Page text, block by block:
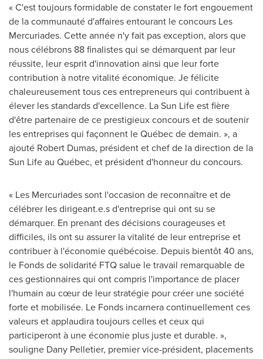
« C'est toujours formidable de constater le fort engouement
de la communauté d'affaires entourant le concours Les
Mercuriades. Cette année n'y fait pas exception, alors que
nous célébrons 88 finalistes qui se démarquent par leur
réussite, leur esprit d'innovation ainsi que leur forte
contribution à notre vitalité économique. Je félicite
chaleureusement tous ces entrepreneurs qui contribuent à
élever les standards d'excellence. La Sun Life est fière
d'être partenaire de ce prestigieux concours et de soutenir
les entreprises qui façonnent le Québec de demain. », a
ajouté Robert Dumas, président et chef de la direction de la
Sun Life au Québec, et président d'honneur du concours.
« Les Mercuriades sont l'occasion de reconnaître et de
célébrer les dirigeant.e.s d'entreprise qui ont su se
démarquer. En prenant des décisions courageuses et
difficiles, ils ont su assurer la vitalité de leur entreprise et
contribuer à l'économie québécoise. Depuis bientôt 40 ans,
le Fonds de solidarité FTQ salue le travail remarquable de
ces gestionnaires qui ont compris l'importance de placer
l'humain au cœur de leur stratégie pour créer une société
forte et mobilisée. Le Fonds incarnera continuellement ces
valeurs et applaudira toujours celles et ceux qui
participeront à une économie plus juste et durable. »,
souligne Dany Pelletier, premier vice-président, placements